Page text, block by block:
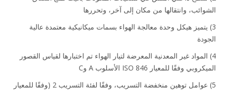
الشوائب، وانتقالها من مكان إلى آخر، وتحررها
3) يتميز هيكل وحدة معالجة الهواء بسمات ميكانيكية معتمدة عالية
الجودة
4) المواد غير المعدنية المعرضة لتيار الهواء تم اختبارها لقياس القصور
الميكروبي وفقًا للمعيار ISO 846 الأسلوب A وC
5) عوامل توهين منخفضة التسريب، وفقًا لفئة التسريب 2 (وفقًا للمعيار